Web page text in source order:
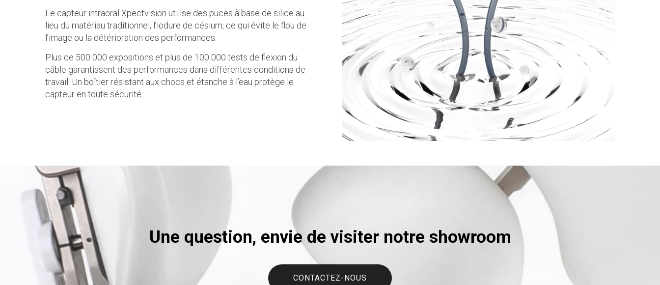
Le capteur intraoral Xpectvision utilise des puces à base de silice au
lieu du matériau traditionnel, l’iodure de césium, ce qui évite le flou de
l’image ou la détérioration des performances.
Plus de 500 000 expositions et plus de 100 000 tests de flexion du
câble garantissent des performances dans différentes conditions de
travail. Un boîtier résistant aux chocs et étanche à l’eau protège le
capteur en toute sécurité.
Une question, envie de visiter notre showroom
CONTACTEZ-NOUS